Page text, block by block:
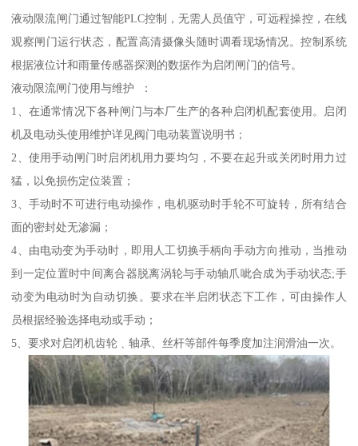
液动限流闸门通过智能PLC控制，无需人员值守，可远程操控，在线
观察闸门运行状态，配置高清摄像头随时调看现场情况。控制系统
根据液位计和雨量传感器探测的数据作为启闭闸门的信号。
液动限流闸门使用与维护 ：
1、在通常情况下各种闸门与本厂生产的各种启闭机配套使用。启闭
机及电动头使用维护详见阀门电动装置说明书；
2、使用手动闸门时启闭机用力要均匀，不要在起升或关闭时用力过
猛，以免损伤定位装置；
3、手动时不可进行电动操作，电机驱动时手轮不可旋转，所有结合
面的密封处无渗漏；
4、由电动变为手动时，即用人工切换手柄向手动方向推动，当推动
到一定位置时中间离合器脱离涡轮与手动轴爪呲合成为手动状态;手
动变为电动时为自动切换。要求在半启闭状态下工作，可由操作人
员根据经验选择电动或手动；
5、要求对启闭机齿轮﹑轴承、丝杆等部件每季度加注润滑油一次。